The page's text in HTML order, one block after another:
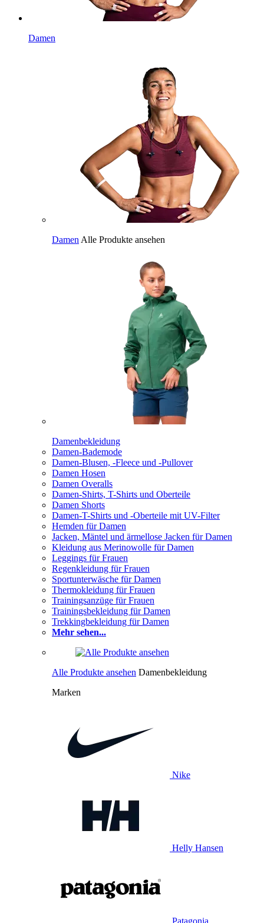
Damen
Damen Alle Produkte ansehen
Damenbekleidung
Damen-Bademode
Damen-Blusen, -Fleece und -Pullover
Damen Hosen
Damen Overalls
Damen-Shirts, T-Shirts und Oberteile
Damen Shorts
Damen-T-Shirts und -Oberteile mit UV-Filter
Hemden für Damen
Jacken, Mäntel und ärmellose Jacken für Damen
Kleidung aus Merinowolle für Damen
Leggings für Frauen
Regenkleidung für Frauen
Sportunterwäsche für Damen
Thermokleidung für Frauen
Trainingsanzüge für Frauen
Trainingsbekleidung für Damen
Trekkingbekleidung für Damen
Mehr sehen...
Alle Produkte ansehen Damenbekleidung
Marken
Nike
Helly Hansen
Patagonia